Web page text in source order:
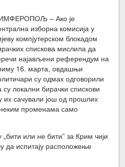
– Ако је
изборна комисија у
компјутерском блокадом
спискова мислила да
најављени референдум на
16. марта, овдашњи
су одмах одговорили
су локални бирачки спискови
их сачували још од прошлих
променама само
„бити или не бити” за Крим чији
да испитају расположење